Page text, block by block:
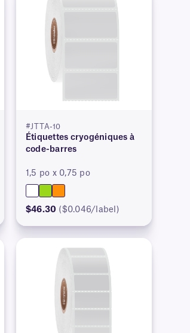
#JTTA-10
Étiquettes cryogéniques à
code-barres
1,5 po x 0,75 po
$46.30 ($0.046/label)